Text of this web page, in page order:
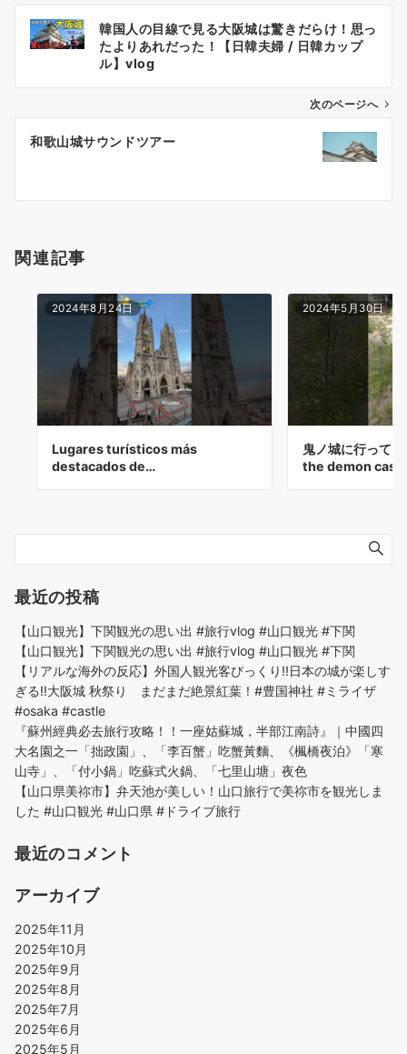
ビ
ン
韓国人の目線で見る大阪城は驚きだらけ！思っ
たよりあれだった！【日韓夫婦 / 日韓カップ
ル】vlog
次のページへ
和歌山城サウンドツアー
関連記事
2024年8月24日
Lugares turísticos más
destacados de…
2024年5月30日
鬼ノ城に行って
the demon
最近の投稿
【山口観光】下関観光の思い出 #旅行vlog #山口観光 #下関
【山口観光】下関観光の思い出 #旅行vlog #山口観光 #下関
【リアルな海外の反応】外国人観光客びっくり!!日本の城が楽しす
ぎる!!大阪城 秋祭り まだまだ絶景紅葉！#豊国神社 #ミライザ
#osaka #castle
『蘇州經典必去旅行攻略！！一座姑蘇城，半部江南詩』｜中國四
大名園之一「拙政園」、「李百蟹」吃蟹黃麵、《楓橋夜泊》「寒
山寺」、「付小鍋」吃蘇式火鍋、「七里山塘」夜色
【山口県美祢市】弁天池が美しい！山口旅行で美祢市を観光しま
した #山口観光 #山口県 #ドライブ旅行
最近のコメント
アーカイブ
2025年11月
2025年10月
2025年9月
2025年8月
2025年7月
2025年6月
2025年5月